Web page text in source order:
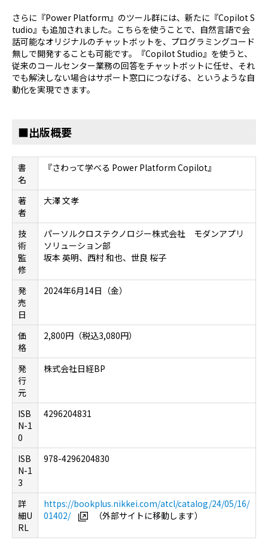
さらに『Power Platform』のツール群には、新たに『Copilot S
tudio』も追加されました。こちらを使うことで、自然言語で会
話可能なオリジナルのチャットボットを、プログラミングコード
無しで開発することも可能です。『Copilot Studio』を使うと、
従来のコールセンター業務の回答をチャットボットに任せ、それ
でも解決しない場合はサポート窓口につなげる、というような自
動化を実現できます。
■出版概要
書
名
『さわって学べる Power Platform Copilot』
著
者
大澤 文孝
技
術
監
修
パーソルクロステクノロジー株式会社 モダンアプリ
ソリューション部
坂本 英明、西村 和也、世良 桜子
発
売
日
2024年6月14日（金）
価
格
2,800円（税込3,080円）
発
行
元
株式会社日経BP
ISB
N-1
0
4296204831
ISB
N-1
3
978-4296204830
詳
細U
RL
https://bookplus.nikkei.com/atcl/catalog/24/05/16/
01402/
（外部サイトに移動します）